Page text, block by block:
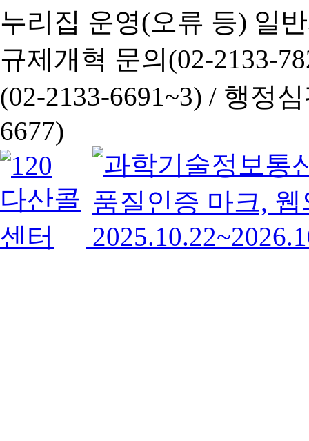
누리집 운영(오류 등) 일
규제개혁 문의(02-2133-
(02-2133-6691~3) / 행정심
6677)